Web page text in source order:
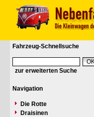
Fahrzeug-Schnellsuche
zur erweiterten Suche
Navigation
Die Rotte
Draisinen